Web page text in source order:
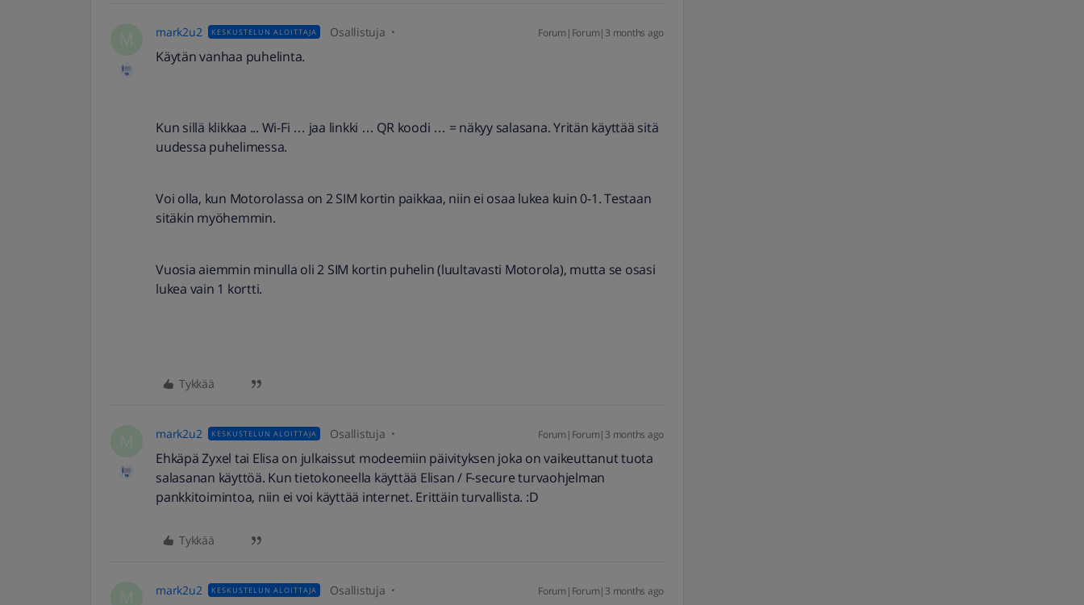
mark2u2 KESKUSTELUN ALOITTAJA Osallistuja Forum|Forum|3 months ago
Käytän vanhaa puhelinta.
Kun sillä klikkaa ... Wi-Fi … jaa linkki … QR koodi … = näkyy salasana. Yritän käyttää sitä
uudessa puhelimessa.
Voi olla, kun Motorolassa on 2 SIM kortin paikkaa, niin ei osaa lukea kuin 0-1. Testaan
sitäkin myöhemmin.
Vuosia aiemmin minulla oli 2 SIM kortin puhelin (luultavasti Motorola), mutta se osasi
lukea vain 1 kortti.
Tykkää
mark2u2 KESKUSTELUN ALOITTAJA Osallistuja Forum|Forum|3 months ago
Ehkäpä Zyxel tai Elisa on julkaissut modeemiin päivityksen joka on vaikeuttanut tuota
salasanan käyttöä. Kun tietokoneella käyttää Elisan / F-secure turvaohjelman
pankkitoimintoa, niin ei voi käyttää internet. Erittäin turvallista. :D
Tykkää
mark2u2 KESKUSTELUN ALOITTAJA Osallistuja Forum|Forum|3 months ago